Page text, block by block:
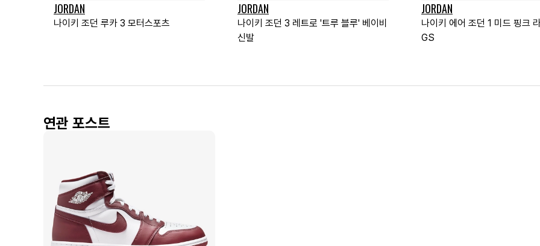
JORDAN
나이키 조던 루카 3 모터스포츠
JORDAN
나이키 조던 3 레트로 '트루 블루' 베이비
신발
JORDAN
나이키 에어 조던 1 미드 핑크
GS
연관 포스트